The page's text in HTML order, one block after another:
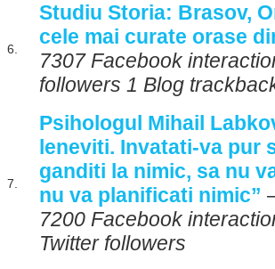
6.
Studiu Storia: Brasov,
cele mai curate orase
7307 Facebook
followers 1 Blog
7.
Psihologul Mihail
leneviti. Invatati-va pur
ganditi la nimic, sa nu
nu va planificati nimic”
7200 Facebook
Twitter followers